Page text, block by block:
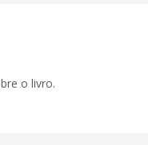
o livro.